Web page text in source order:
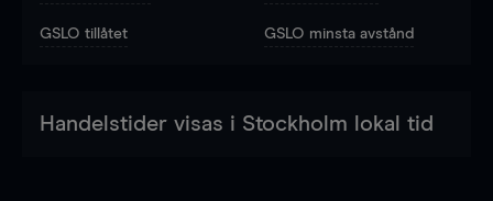
GSLO tillåtet GSLO minsta avstånd
Handelstider visas i Stockholm lokal tid